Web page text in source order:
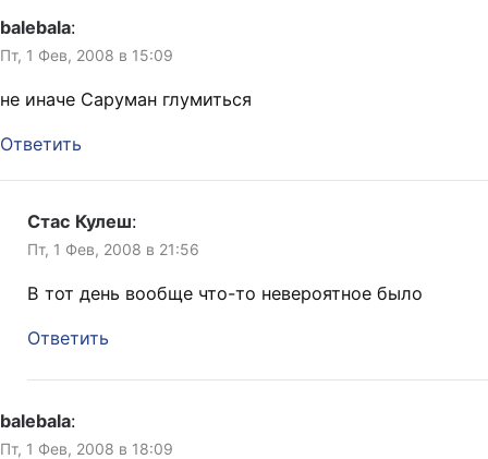
balebala:
Пт, 1 Фев, 2008 в 15:09
не иначе Саруман глумиться
Ответить
Стас Кулеш:
Пт, 1 Фев, 2008 в 21:56
В тот день вообще что-то невероятное было
Ответить
balebala:
Пт, 1 Фев, 2008 в 18:09